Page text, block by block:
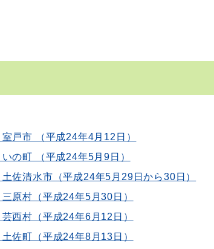
市 （平成24年4月12日）
町 （平成24年5月9日）
清水市（平成24年5月29日から30日）
村（平成24年5月30日）
村（平成24年6月12日）
町（平成24年8月13日）